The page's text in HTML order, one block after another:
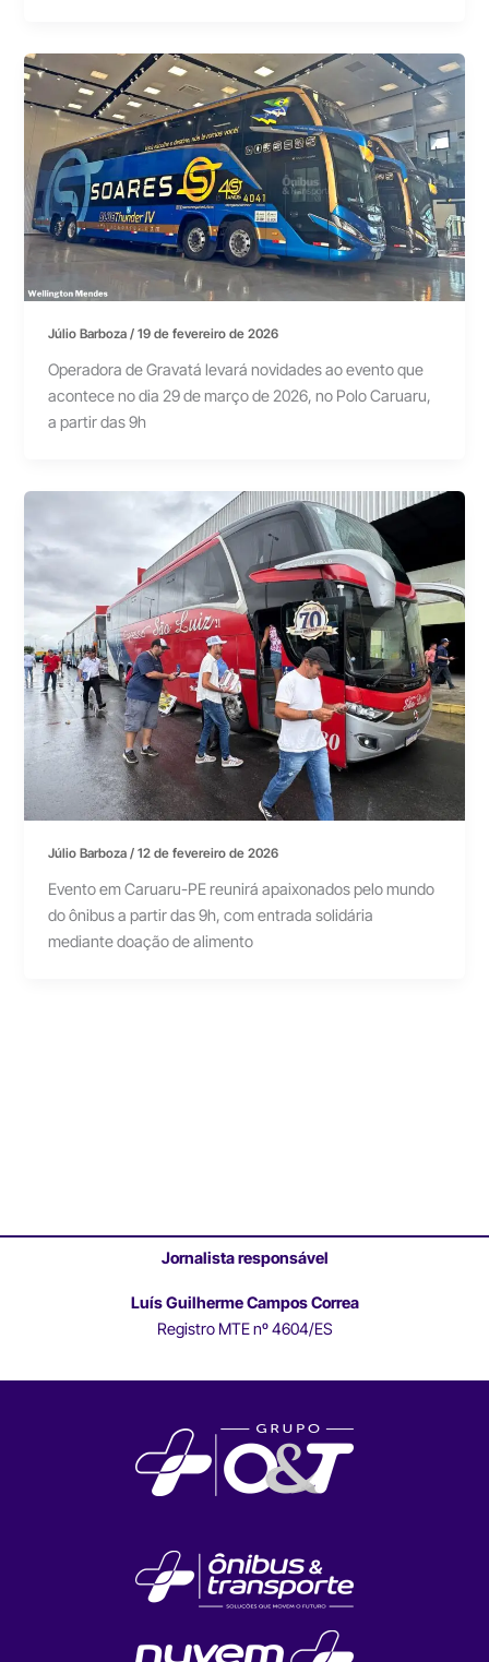
Júlio Barboza/19 de fevereiro de 2026
Operadora de Gravatá levará novidades ao evento que
acontece no dia 29 de março de 2026, no Polo Caruaru,
a partir das 9h
Júlio Barboza/12 de fevereiro de 2026
Evento em Caruaru-PE reunirá apaixonados pelo mundo
do ônibus a partir das 9h, com entrada solidária
mediante doação de alimento
Jornalista responsável
Luís Guilherme Campos Correa
Registro MTE nº 4604/ES